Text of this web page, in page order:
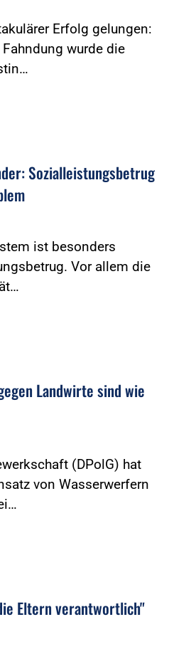
Erfolg gelungen:
wurde die
Sozialleistungsbetrug
ist besonders
Vor allem die
Landwirte sind wie
(DPolG) hat
von Wasserwerfern
Eltern verantwortlich"